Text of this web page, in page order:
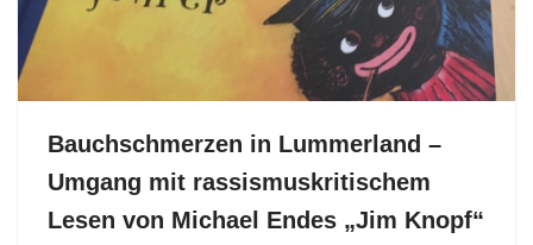
Bauchschmerzen in Lummerland –
Umgang mit rassismuskritischem
Lesen von Michael Endes „Jim Knopf“